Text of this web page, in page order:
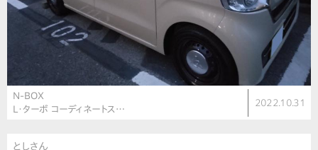
N-BOX
L・ターボ コーディネートス…
2022.10.31
としさん